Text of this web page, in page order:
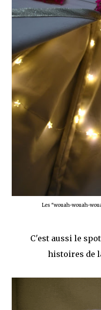
Les "wouah-wouah-
C'est aussi le
histoires de